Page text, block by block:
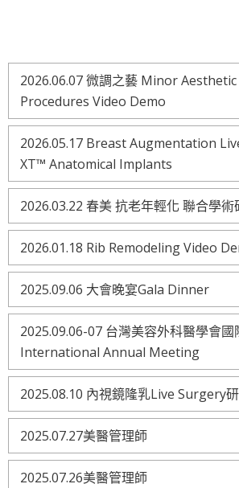
2026.06.07 微調之藝 Minor
Procedures Video Demo
2026.05.17 Breast Augmentation
XT™ Anatomical Implants
2026.03.22 春美 抗老年輕化 聯合學術
2026.01.18 Rib Remodeling Video
2025.09.06 大會晚宴Gala Dinner
2025.09.06-07 台灣美容外科醫學會國
International Annual Meeting
2025.08.10 內視鏡隆乳Live Surgery
2025.07.27美醫管理師
2025.07.26美醫管理師